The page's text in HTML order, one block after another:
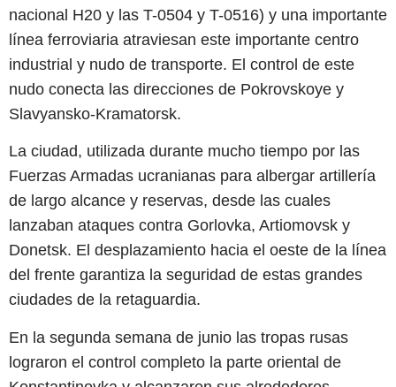
nacional H20 y las T-0504 y T-0516) y una importante
línea ferroviaria atraviesan este importante centro
industrial y nudo de transporte. El control de este
nudo conecta las direcciones de Pokrovskoye y
Slavyansko-Kramatorsk.
La ciudad, utilizada durante mucho tiempo por las
Fuerzas Armadas ucranianas para albergar artillería
de largo alcance y reservas, desde las cuales
lanzaban ataques contra Gorlovka, Artiomovsk y
Donetsk. El desplazamiento hacia el oeste de la línea
del frente garantiza la seguridad de estas grandes
ciudades de la retaguardia.
En la segunda semana de junio las tropas rusas
lograron el control completo la parte oriental de